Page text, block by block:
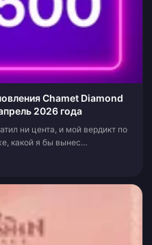
Chamet Diamond
2026 года
ни цента, и мой вердикт по
какой я бы вынес